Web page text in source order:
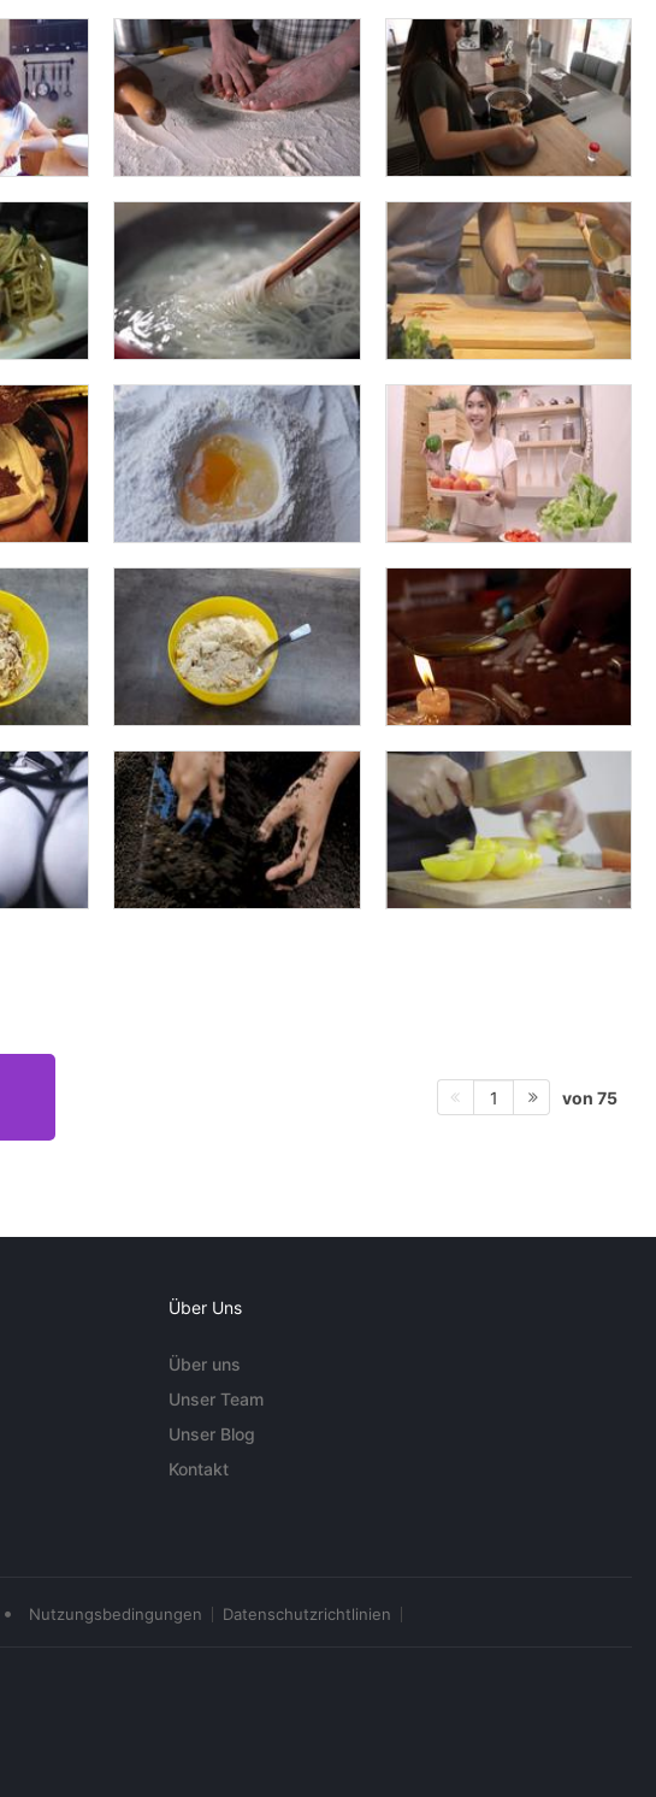
1 von 75
Über Uns
Über uns
Unser Team
Unser Blog
Kontakt
• Nutzungsbedingungen Datenschutzrichtlinien